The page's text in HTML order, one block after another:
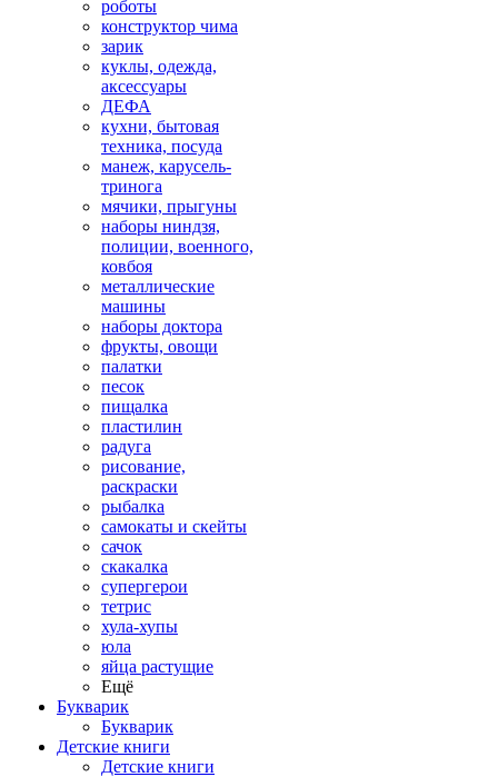
роботы
конструктор чима
зарик
куклы, одежда,
аксессуары
ДЕФА
кухни, бытовая
техника, посуда
манеж, карусель-
тринога
мячики, прыгуны
наборы ниндзя,
полиции, военного,
ковбоя
металлические
машины
наборы доктора
фрукты, овощи
палатки
песок
пищалка
пластилин
радуга
рисование,
раскраски
рыбалка
самокаты и скейты
сачок
скакалка
супергерои
тетрис
хула-хупы
юла
яйца растущие
Ещё
Букварик
Букварик
Детские книги
Детские книги